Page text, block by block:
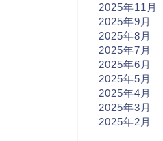
2025年11月
2025年9月
2025年8月
2025年7月
2025年6月
2025年5月
2025年4月
2025年3月
2025年2月